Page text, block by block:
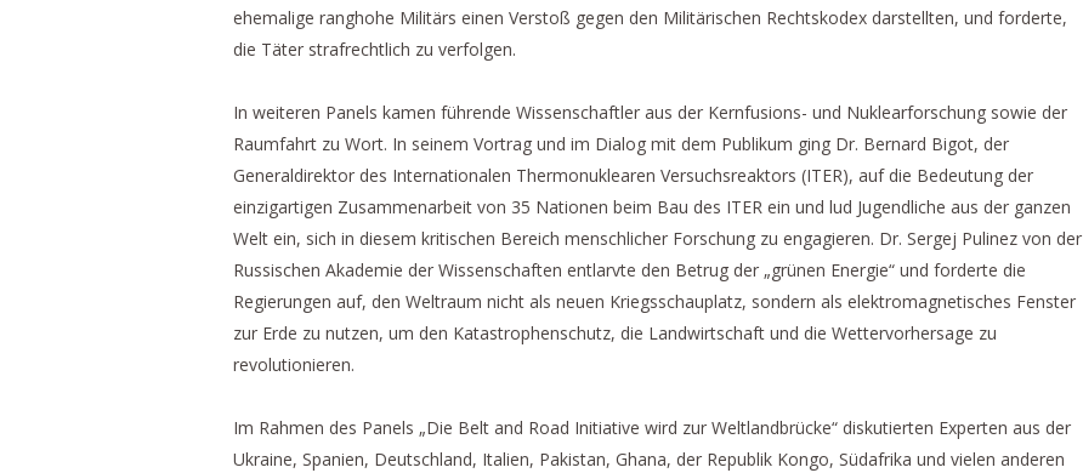
ehemalige ranghohe Militärs einen Verstoß gegen den Militärischen Rechtskodex darstellten, und forderte,
die Täter strafrechtlich zu verfolgen.
In weiteren Panels kamen führende Wissenschaftler aus der Kernfusions- und Nuklearforschung sowie der
Raumfahrt zu Wort. In seinem Vortrag und im Dialog mit dem Publikum ging Dr. Bernard Bigot, der
Generaldirektor des Internationalen Thermonuklearen Versuchsreaktors (ITER), auf die Bedeutung der
einzigartigen Zusammenarbeit von 35 Nationen beim Bau des ITER ein und lud Jugendliche aus der ganzen
Welt ein, sich in diesem kritischen Bereich menschlicher Forschung zu engagieren. Dr. Sergej Pulinez von der
Russischen Akademie der Wissenschaften entlarvte den Betrug der „grünen Energie“ und forderte die
Regierungen auf, den Weltraum nicht als neuen Kriegsschauplatz, sondern als elektromagnetisches Fenster
zur Erde zu nutzen, um den Katastrophenschutz, die Landwirtschaft und die Wettervorhersage zu
revolutionieren.
Im Rahmen des Panels „Die Belt and Road Initiative wird zur Weltlandbrücke“ diskutierten Experten aus der
Ukraine, Spanien, Deutschland, Italien, Pakistan, Ghana, der Republik Kongo, Südafrika und vielen anderen